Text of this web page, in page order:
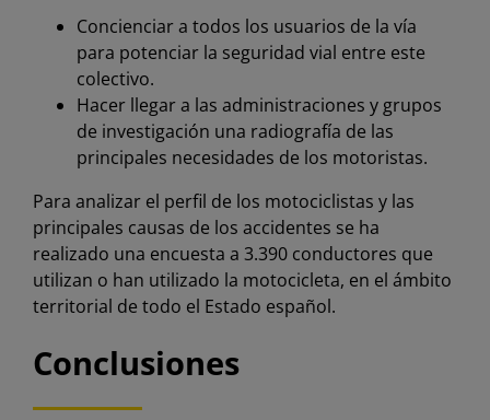
Concienciar a todos los usuarios de la vía
para potenciar la seguridad vial entre este
colectivo.
Hacer llegar a las administraciones y grupos
de investigación una radiografía de las
principales necesidades de los motoristas.
Para analizar el perfil de los motociclistas y las
principales causas de los accidentes se ha
realizado una encuesta a 3.390 conductores que
utilizan o han utilizado la motocicleta, en el ámbito
territorial de todo el Estado español.
Conclusiones